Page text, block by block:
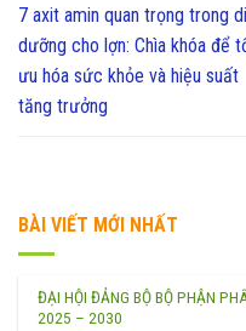
7 axit amin quan trọng trong
dưỡng cho lợn: Chìa khóa để
ưu hóa sức khỏe và hiệu suất
tăng trưởng
BÀI VIẾT MỚI NHẤT
ĐẠI HỘI ĐẢNG BỘ BỘ PHẬN
2025 – 2030